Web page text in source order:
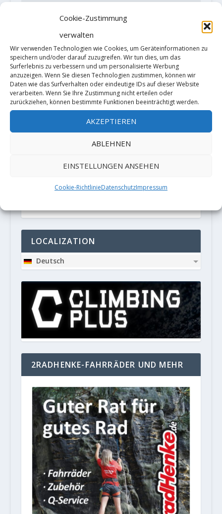
Cookie-Zustimmung
verwalten
Wir verwenden Technologien wie Cookies, um Geräteinformationen zu
speichern und/oder darauf zuzugreifen. Wir tun dies, um das
Surferlebnis zu verbessern und um personalisierte Werbung
anzuzeigen. Wenn Sie diesen Technologien zustimmen, können wir
Daten wie das Surfverhalten oder eindeutige IDs auf dieser Website
verarbeiten. Wenn Sie Ihre Zustimmung nicht erteilen oder
zurückziehen, können bestimmte Funktionen beeinträchtigt werden.
AKZEPTIEREN
ABLEHNEN
EINSTELLUNGEN ANSEHEN
Cookie-RichtlinieDatenschutzImpressum
Diese Website verwendet Akismet, um
Spam zu reduzieren.Erfahre, wie
deine Kommentardaten verarbeitet
LOCALIZATION
Deutsch
2RADHENKE-FAHRRÄDER UND MEHR